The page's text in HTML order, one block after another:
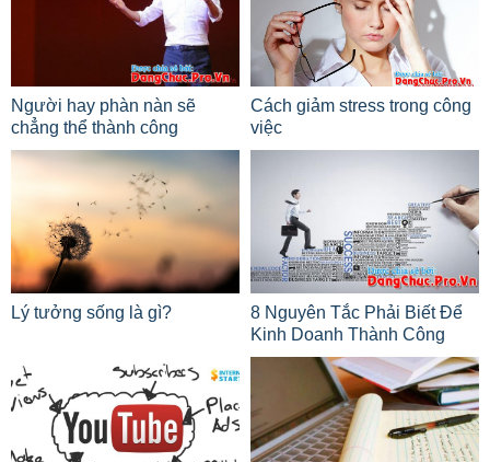
Người hay phàn nàn sẽ
chẳng thể thành công
Cách giảm stress trong công
việc
Lý tưởng sống là gì?
8 Nguyên Tắc Phải Biết Để
Kinh Doanh Thành Công